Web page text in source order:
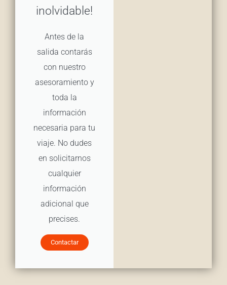
inolvidable!
Antes de la
salida contarás
con nuestro
asesoramiento y
toda la
información
necesaria para tu
viaje. No dudes
en solicitarnos
cualquier
información
adicional que
precises.
Contactar